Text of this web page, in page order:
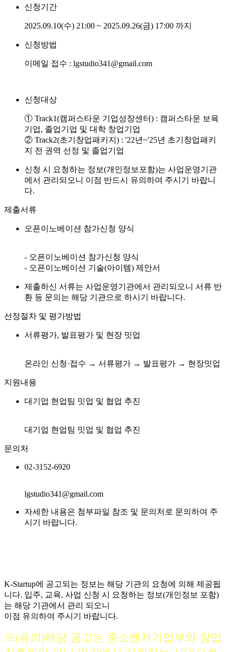
신청기간
2025.09.10(수) 21:00 ~ 2025.09.26(금) 17:00 까지
신청방법
이메일 접수 : lgstudio341@gmail.com
신청대상
① Track1(캠퍼스타운 기업성장센터) : 캠퍼스타운 보육
기업, 졸업기업 및 대학 창업기업
② Track2(초기창업패키지) : '22년~'25년 초기창업패키
지 전 권역 선정 및 졸업기업
신청 시 요청하는 정보(개인정보포함)는 사업운영기관
에서 관리되오니 이점 반드시 유의하여 주시기 바랍니
다.
제출서류
오픈이노베이션 참가신청 양식
- 오픈이노베이션 참가신청 양식
- 오픈이노베이션 기술(아이템) 제안서
제출하신 서류는 사업운영기관에서 관리되오니 서류 반
환 등 문의는 해당 기관으로 하시기 바랍니다.
선정절차 및 평가방법
서류평가, 발표평가 및 현장 밋업
온라인 신청·접수 → 서류평가 → 발표평가 → 현장밋업
지원내용
대기업 현업팀 밋업 및 협업 추진
대기업 현업팀 밋업 및 협업 추진
문의처
02-3152-6920
lgstudio341@gmail.com
자세한 내용은 첨부파일 참조 및 문의처로 문의하여 주
시기 바랍니다.
K-Startup에 공고되는 정보는 해당 기관의 요청에 의해 제공됩
니다. 입주, 교육, 사업 신청 시 요청하는 정보(개인정보 포함)
는 해당 기관에서 관리 되오니
이점 유의하여 주시기 바랍니다.
※(유의)해당 공고는 중소벤처기업부와 창업